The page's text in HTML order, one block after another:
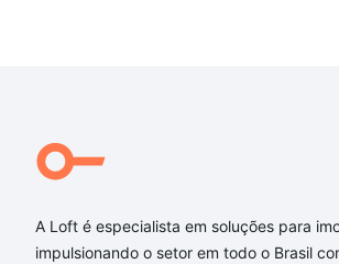
A Loft é especialista em soluções para
impulsionando o setor em todo o Brasil